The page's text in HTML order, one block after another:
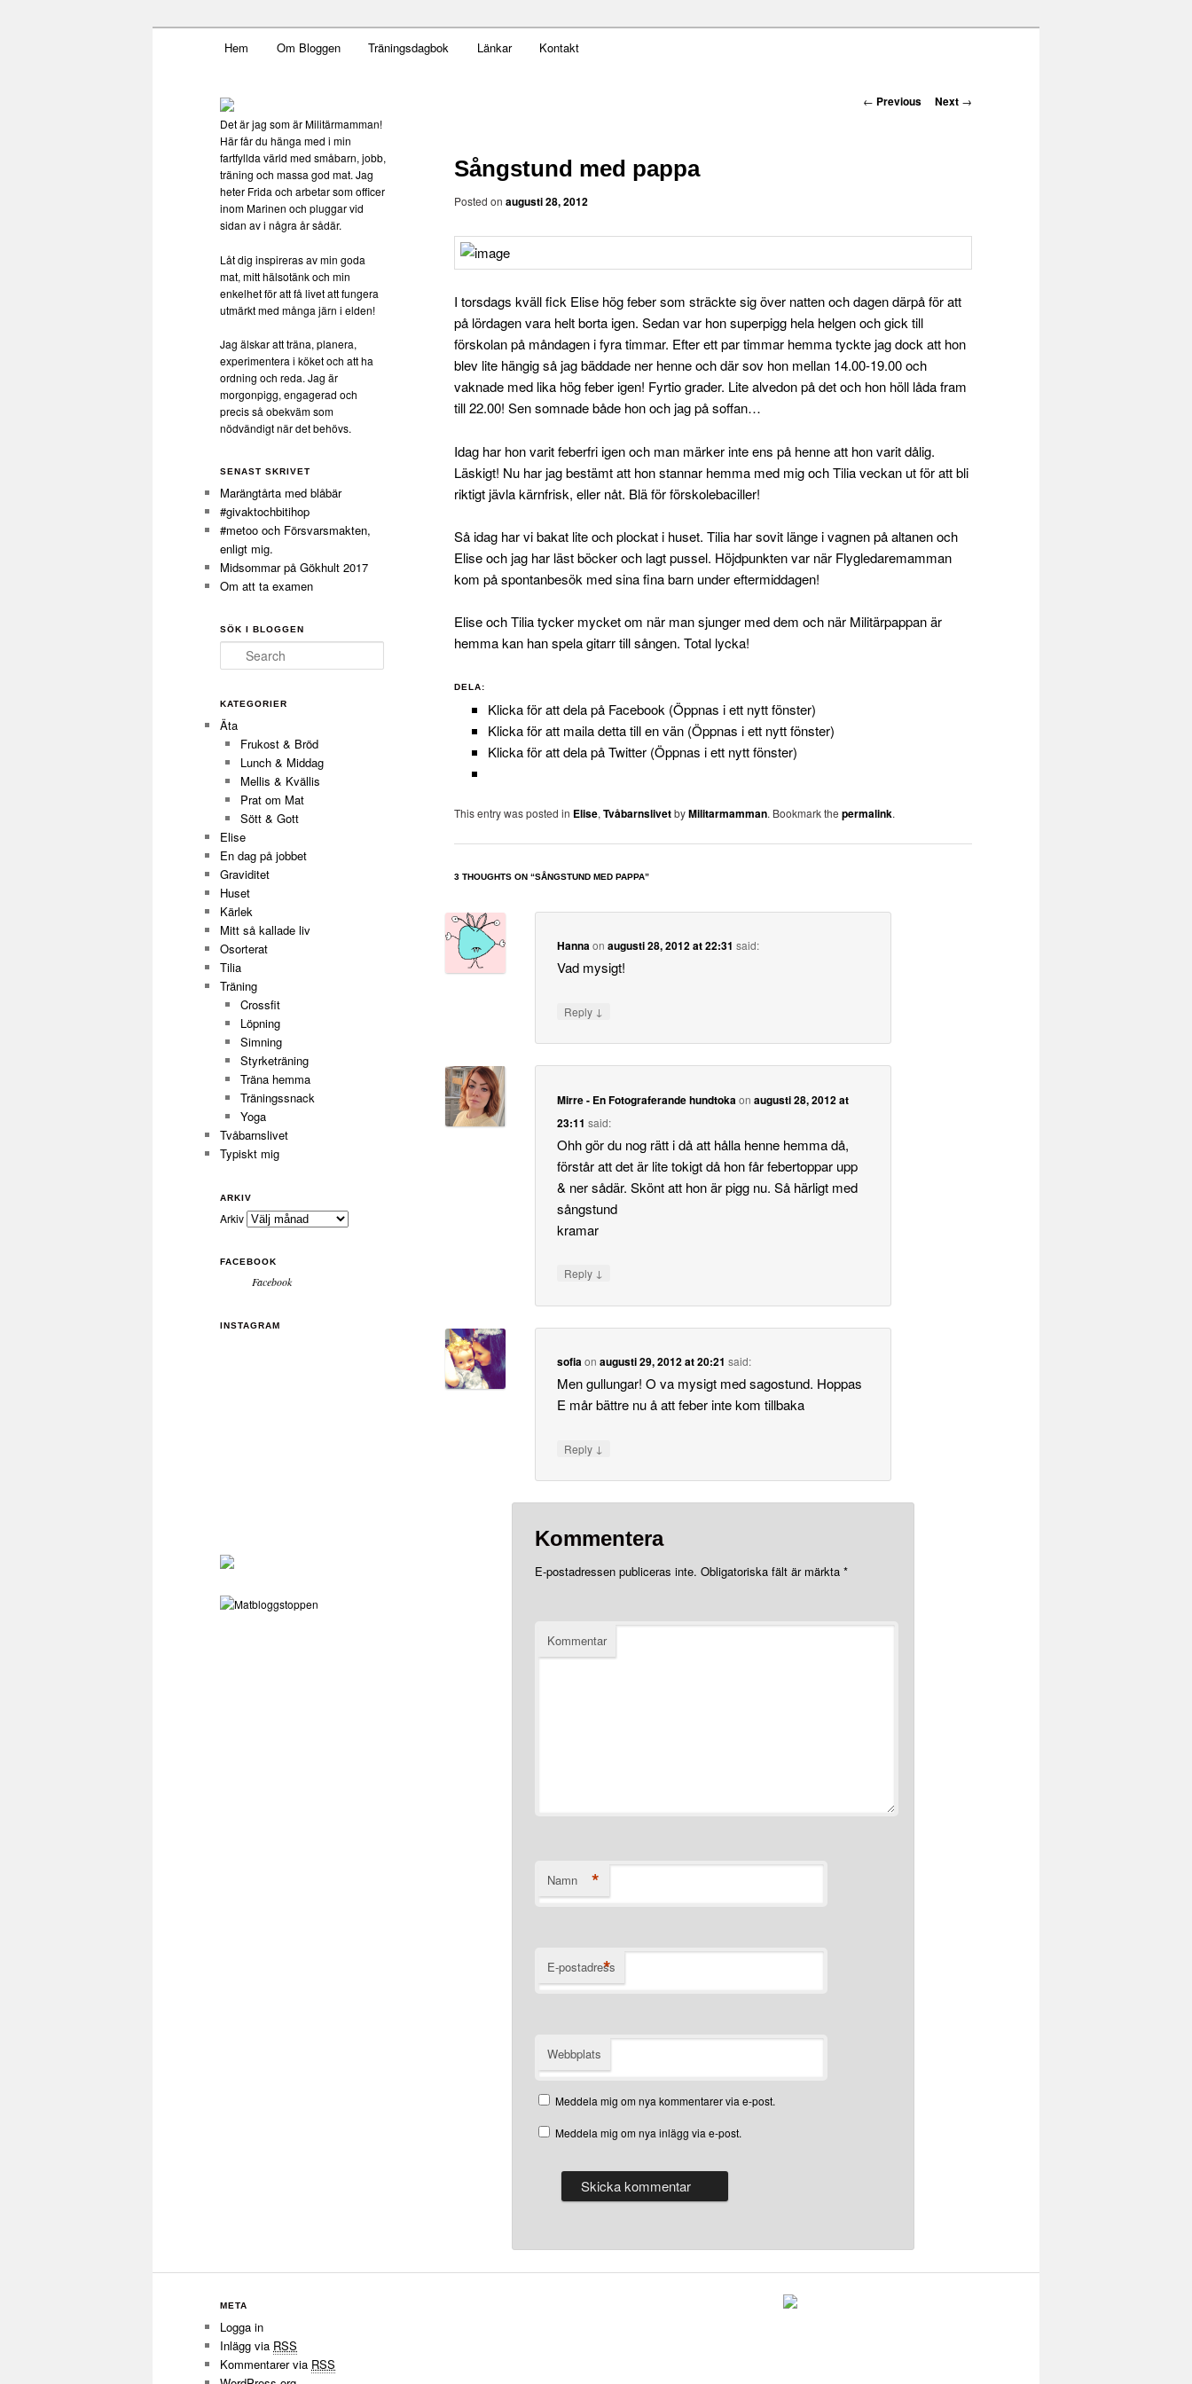
Militärmamman
Skip to primary content
Hem Om Bloggen Träningsdagbok Länkar Kontakt
Post navigation
← Previous Next →
Sångstund med pappa
Posted on augusti 28, 2012
I torsdags kväll fick Elise hög feber som sträckte sig över natten och dagen därpå för att
på lördagen vara helt borta igen. Sedan var hon superpigg hela helgen och gick till
förskolan på måndagen i fyra timmar. Efter ett par timmar hemma tyckte jag dock att hon
blev lite hängig så jag bäddade ner henne och där sov hon mellan 14.00-19.00 och
vaknade med lika hög feber igen! Fyrtio grader. Lite alvedon på det och hon höll låda fram
till 22.00! Sen somnade både hon och jag på soffan…
Idag har hon varit feberfri igen och man märker inte ens på henne att hon varit dålig.
Läskigt! Nu har jag bestämt att hon stannar hemma med mig och Tilia veckan ut för att bli
riktigt jävla kärnfrisk, eller nåt. Blä för förskolebaciller!
Så idag har vi bakat lite och plockat i huset. Tilia har sovit länge i vagnen på altanen och
Elise och jag har läst böcker och lagt pussel. Höjdpunkten var när Flygledaremamman
kom på spontanbesök med sina fina barn under eftermiddagen!
Elise och Tilia tycker mycket om när man sjunger med dem och när Militärpappan är
hemma kan han spela gitarr till sången. Total lycka!
DELA:
Klicka för att dela på Facebook (Öppnas i ett nytt fönster)
Klicka för att maila detta till en vän (Öppnas i ett nytt fönster)
Klicka för att dela på Twitter (Öppnas i ett nytt fönster)
This entry was posted in Elise, TvåbarnslivetbyMilitarmamman. Bookmark the permalink.
3 THOUGHTS ON “SÅNGSTUND MED PAPPA”
Hannaonaugusti 28, 2012 at 22:31 said:
Vad mysigt!
Reply ↓
Mirre - En Fotograferande hundtokaonaugusti 28, 2012 at
23:11 said:
Ohh gör du nog rätt i då att hålla henne hemma då,
förstår att det är lite tokigt då hon får febertoppar upp
& ner sådär. Skönt att hon är pigg nu. Så härligt med
sångstund
kramar
Reply ↓
sofiaonaugusti 29, 2012 at 20:21 said:
Men gullungar! O va mysigt med sagostund. Hoppas
E mår bättre nu å att feber inte kom tillbaka
Reply ↓
Kommentera
E-postadressen publiceras inte. Obligatoriska fält är märkta *
Kommentar
Namn *
E-postadress
*
Webbplats
Meddela mig om nya kommentarer via e-post.
Meddela mig om nya inlägg via e-post.
Det är jag som är Militärmamman!
Här får du hänga med i min
fartfyllda värld med småbarn, jobb,
träning och massa god mat. Jag
heter Frida och arbetar som officer
inom Marinen och pluggar vid
sidan av i några år sådär.
Låt dig inspireras av min goda
mat, mitt hälsotänk och min
enkelhet för att få livet att fungera
utmärkt med många järn i elden!
Jag älskar att träna, planera,
experimentera i köket och att ha
ordning och reda. Jag är
morgonpigg, engagerad och
precis så obekväm som
nödvändigt när det behövs.
SENAST SKRIVET
Marängtårta med blåbär
#givaktochbitihop
#metoo och Försvarsmakten,
enligt mig.
Midsommar på Gökhult 2017
Om att ta examen
SÖK I BLOGGEN
Search
KATEGORIER
Äta
Frukost & Bröd
Lunch & Middag
Mellis & Kvällis
Prat om Mat
Sött & Gott
Elise
En dag på jobbet
Graviditet
Huset
Kärlek
Mitt så kallade liv
Osorterat
Tilia
Träning
Crossfit
Löpning
Simning
Styrketräning
Träna hemma
Träningssnack
Yoga
Tvåbarnslivet
Typiskt mig
ARKIV
Arkiv
FACEBOOK
Facebook
INSTAGRAM
META
Logga in
Inlägg via RSS
Kommentarer via RSS